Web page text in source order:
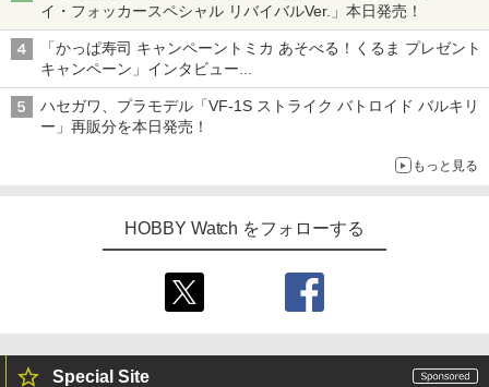
イ・フォッカースペシャル リバイバルVer.」本日発売！
「かっぱ寿司 キャンペーントミカ あそべる！くるま プレゼント
キャンペーン」インタビュー
子どもが楽しめるかっぱ寿司ならではの体験とコラボの楽しさを
追求
ハセガワ、プラモデル「VF-1S ストライク バトロイド バルキリ
ー」再販分を本日発売！
もっと見る
HOBBY Watch をフォローする
Special Site